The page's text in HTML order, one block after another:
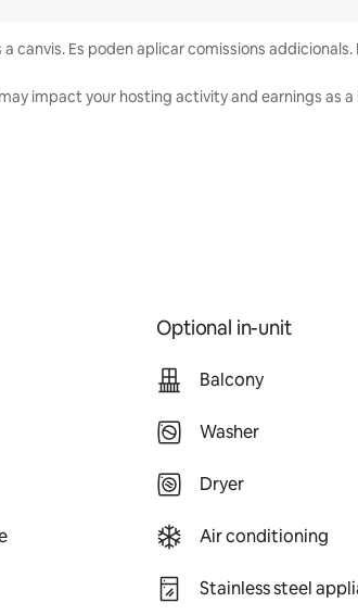
canvis. Es poden aplicar comissions
impact your hosting activity and earnings as
Optional in-unit
Balcony
Washer
Dryer
Air conditioning
Stainless steel